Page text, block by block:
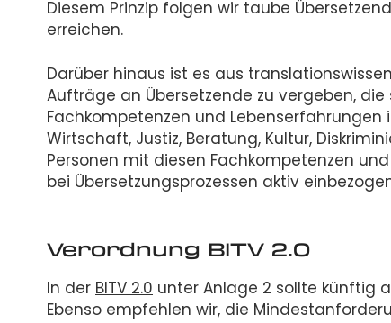
Diesem Prinzip folgen wir taube
erreichen.
Darüber hinaus ist es aus
Aufträge an Übersetzende zu vergeben,
Fachkompetenzen und Lebenserfahrungen
Wirtschaft, Justiz, Beratung, Kultur,
Personen mit diesen Fachkompetenzen und
bei Übersetzungsprozessen aktiv
Verordnung BITV 2.0
In der BITV 2.0 unter Anlage 2 sollte künftig
Ebenso empfehlen wir, die